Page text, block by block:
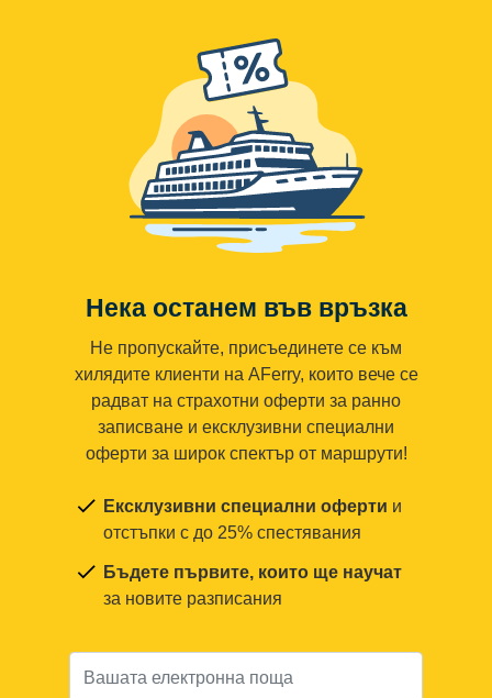
Нека останем във връзка
Не пропускайте, присъединете се към
хилядите клиенти на AFerry, които вече се
радват на страхотни оферти за ранно
записване и ексклузивни специални
оферти за широк спектър от маршрути!
Ексклузивни специални оферти и
отстъпки с до 25% спестявания
Бъдете първите, които ще научат
за новите разписания